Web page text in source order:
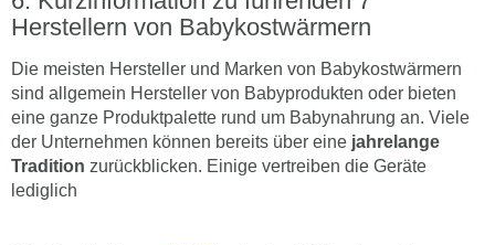
Herstellern von Babykostwärmern
Die meisten Hersteller und Marken von Babykostwärmern
sind allgemein Hersteller von Babyprodukten oder bieten
eine ganze Produktpalette rund um Babynahrung an. Viele
der Unternehmen können bereits über eine jahrelange
Tradition zurückblicken. Einige vertreiben die Geräte
lediglich